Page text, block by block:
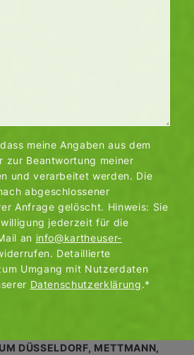
meine Angaben aus dem
zur Beantwortung meiner
und verarbeitet werden. Die
abgeschlossener
Anfrage gelöscht. Hinweis: Sie
jederzeit für die
an info@kartheuser-
Detaillierte
Umgang mit Nutzerdaten
Datenschutzerklärung.*
DÜSSELDORF, METTMANN,